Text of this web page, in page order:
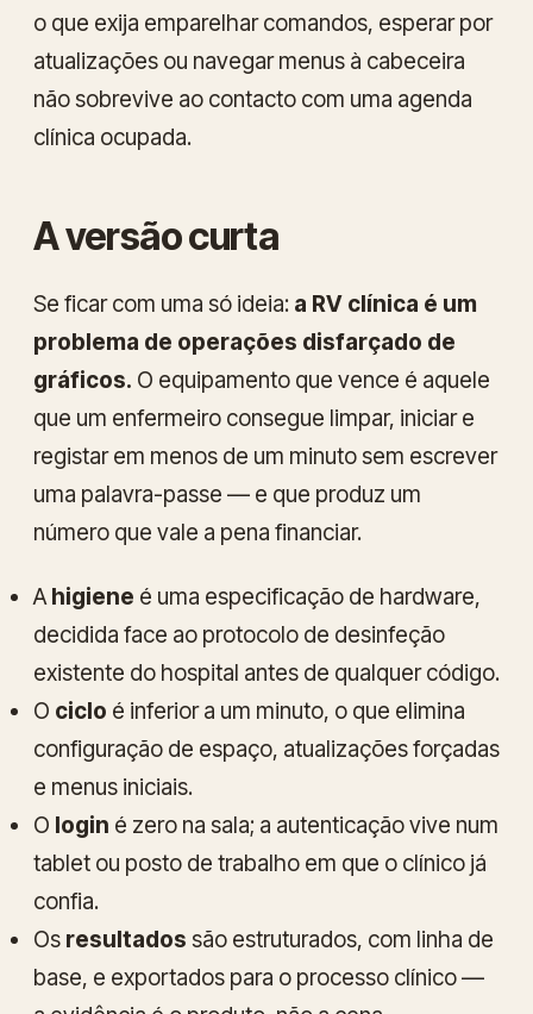
o que exija emparelhar comandos, esperar por
atualizações ou navegar menus à cabeceira
não sobrevive ao contacto com uma agenda
clínica ocupada.
A versão curta
Se ficar com uma só ideia: a RV clínica é um
problema de operações disfarçado de
gráficos. O equipamento que vence é aquele
que um enfermeiro consegue limpar, iniciar e
registar em menos de um minuto sem escrever
uma palavra-passe — e que produz um
número que vale a pena financiar.
A higiene é uma especificação de hardware,
decidida face ao protocolo de desinfeção
existente do hospital antes de qualquer código.
O ciclo é inferior a um minuto, o que elimina
configuração de espaço, atualizações forçadas
e menus iniciais.
O login é zero na sala; a autenticação vive num
tablet ou posto de trabalho em que o clínico já
confia.
Os resultados são estruturados, com linha de
base, e exportados para o processo clínico —